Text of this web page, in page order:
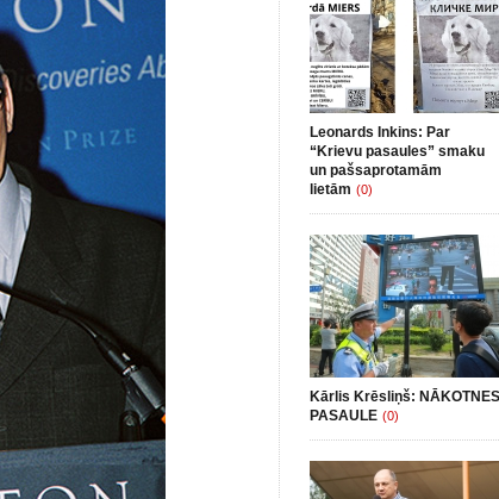
Leonards Inkins: Par
“Krievu pasaules” smaku
un pašsaprotamām
lietām (0)
Kārlis Krēsliņš: NĀKOTNES
PASAULE (0)